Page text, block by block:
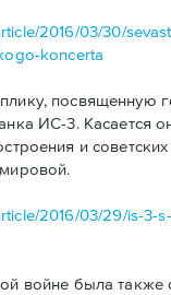
2016/03/30/
koncerta
посвященную
ИС-3. Касается
и
2016/03/29/is-3-
войне была также